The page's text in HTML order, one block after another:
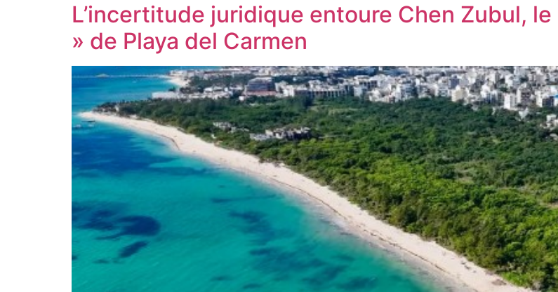
L’incertitude juridique entoure Chen Zubul,
» de Playa del Carmen